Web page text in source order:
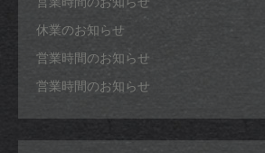
休業のお知らせ
営業時間のお知らせ
営業時間のお知らせ